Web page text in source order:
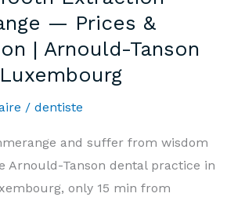
— Prices &
| Arnould-Tanson
/ dentiste
and suffer from wisdom
Arnould-Tanson dental practice in
only 15 min from